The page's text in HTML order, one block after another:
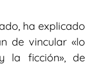
ha explicado
de vincular «lo
la ficción», de